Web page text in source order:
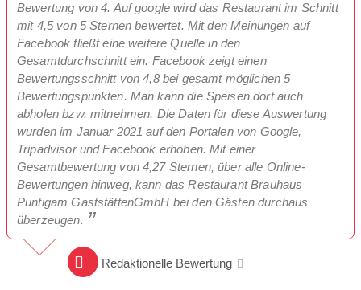
Bewertung von 4. Auf google wird das Restaurant im Schnitt
mit 4,5 von 5 Sternen bewertet. Mit den Meinungen auf
Facebook fließt eine weitere Quelle in den
Gesamtdurchschnitt ein. Facebook zeigt einen
Bewertungsschnitt von 4,8 bei gesamt möglichen 5
Bewertungspunkten. Man kann die Speisen dort auch
abholen bzw. mitnehmen. Die Daten für diese Auswertung
wurden im Januar 2021 auf den Portalen von Google,
Tripadvisor und Facebook erhoben. Mit einer
Gesamtbewertung von 4,27 Sternen, über alle Online-
Bewertungen hinweg, kann das Restaurant Brauhaus
Puntigam GaststättenGmbH bei den Gästen durchaus
überzeugen.
Redaktionelle Bewertung